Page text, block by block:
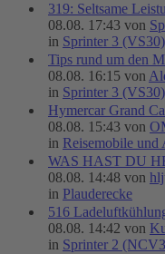
319: Seltsame
08.08. 17:43 von
in Sprinter 3 (VS30)
Tips rund um den
08.08. 16:15 von
in Sprinter 3 (VS30)
Hymercar Grand
08.08. 15:43 von
in Reisemobile und
WAS HAST DU
08.08. 14:48 von
in Plauderecke
516
08.08. 14:42 von
in Sprinter 2